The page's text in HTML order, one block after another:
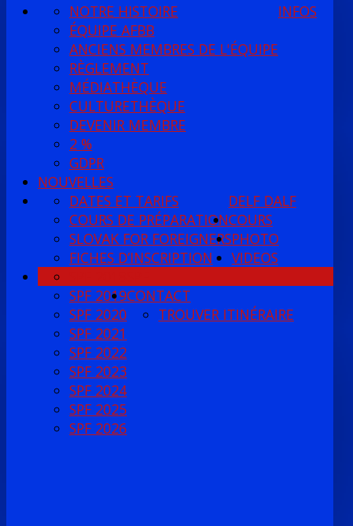
INFOS
NOTRE HISTOIRE
ÉQUIPE AFBB
ANCIENS MEMBRES DE L'ÉQUIPE
RÈGLEMENT
MÉDIATHÈQUE
CULTURETHÈQUE
DEVENIR MEMBRE
2 %
GDPR
NOUVELLES
DELF DALF
DATES ET TARIFS
COURS DE PRÉPARATIONCOURS
SLOVAK FOR FOREIGNERS
FICHES D’INSCRIPTION
PHOTO
VIDEOS
SPF 2019
SPF 2020
SPF 2021
SPF 2022
SPF 2023
SPF 2024
SPF 2025
SPF 2026
CONTACT
TROUVER ITINÉRAIRE